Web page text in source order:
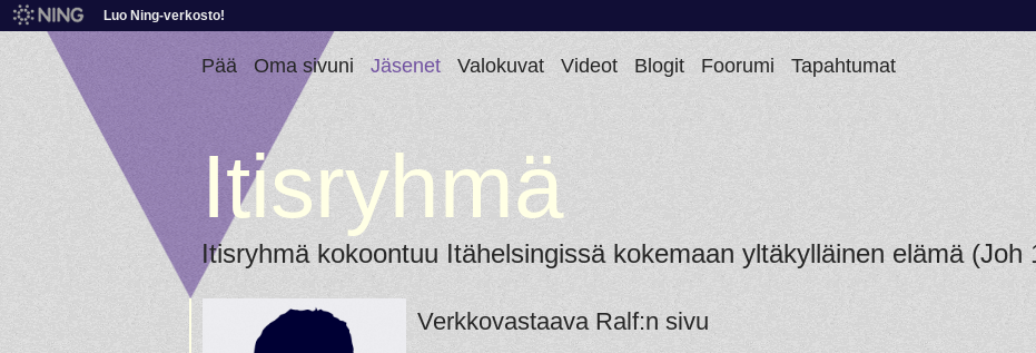
Luo Ning-verkosto!
Pää Oma sivuni Jäsenet Valokuvat Videot Blogit Foorumi Tapahtumat
Itisryhmä
Itisryhmä kokoontuu Itähelsingissä kokemaan yltäkylläinen elämä (Joh
Verkkovastaava Ralf:n sivu